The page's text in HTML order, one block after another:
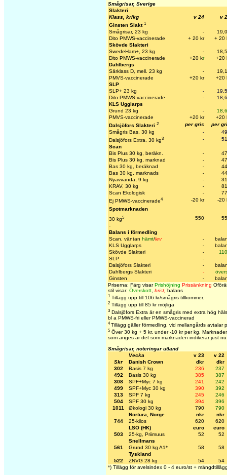
Smågrisar, Sverige
Slakteri
Klass, kr/kg
v 24
v
Ginsten Slakt 1
Smågrisar, 23 kg -
Dito PMWS-vaccinerade
+ 20 kr
+ 20
Skövde Slakteri
SwedeHam+, 23 kg
-
Dito PMWS-vaccinerade
+20 kr
+20
Dahlbergs
Särklass D, mell. 23 kg
-
PMVS-vaccinerade
+20 kr
+20
SLP
SLP+ 23 kg
-
Dito PMWS-vaccinerade
-
KLS Ugglarps
Grund 23 kg
-
PMVS-vaccinerade
+20 kr
+20
Dalsjöfors Slakteri 2 per gris
per
Smågris Bas, 30 kg
-
Dalsjöfors Extra, 30 kg3 -
Scan
Bis Plus 30 kg, beräkn.
-
Bis Plus 30 kg, marknad
-
Bas 30 kg, beräknad
-
Bas 30 kg, marknads
-
Nyavvanda, 9 kg
-
KRAV, 30 kg
-
Scan Ekologisk
-
Ej PMWS-vaccinerade4 -20 kr
-20
Spotmarknaden
30 kg5 550
-
Balans i förmedling
Scan, väntan hämt/lev -
KLS Ugglarps
-
Skövde Slakteri
-
SLP
-
Dalsjöfors Slakteri
-
Dahlbergs Slakteri
-
Ginsten
-
Priserna: Färg visarPrishöjning Prissänkning
stil visar: Överskott brist, balans
1 Tillägg upp till 106 kr/smågris tillkommer.
2 Tillägg upp till 85 kr möjliga
3 Dalsjöfors Extra är en smågris med extra hög
bl a PMWS-fri eller PMWS-vaccinerad
4Tillägg gäller förmedling, vid mellangårds avtalar
5 Över 30 kg + 5 kr, under -10 kr per kg.
som anges är det som marknaden indikerar just
Smågrisar, noteringar utland
Vecka
v 23
v 22
Skr
Danish Crown dkr
dkr
302
Basis 7 kg 236
237
492
Basis 30 kg 385
387
308
SPF+Myc 7 kg 241
242
499
SPF+Myc 30 kg 390
392
313
SPF 7 kg 245
246
504
SPF 30 kg 394
396
1011
Økologi 30 kg 790
790
Nortura, Norge
nkr
nkr
744
25-kilos 620
620
LSO (HK)
euro
euro
503
25-kg, Priimuus 52
52
Snellmans
561
Grund 30 kg A1* 58
58
Tyskland
522
ZNVG 28 kg 54
54
*) Tillägg för avelsindex 0 - 4 euro/st +